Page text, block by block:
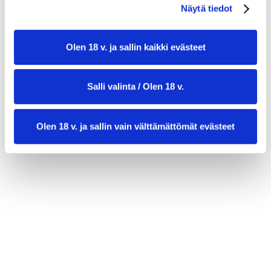
Näytä tiedot
Olen 18 v. ja sallin kaikki evästeet
Salli valinta / Olen 18 v.
Olen 18 v. ja sallin vain välttämättömät evästeet
tuoretta chiliä tai chilirouhetta (valinnainen)
valmistusaika:25 min